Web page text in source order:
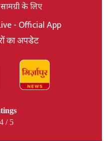
के लिए
- Official App
का अपडेट
/ 5